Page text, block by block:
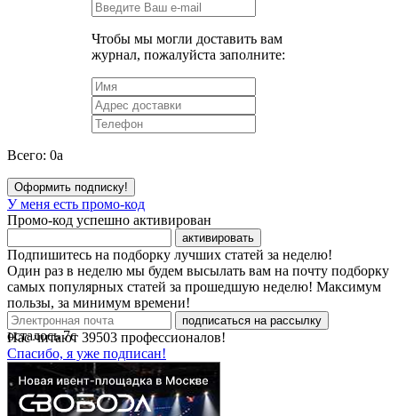
Чтобы мы могли доставить вам
журнал, пожалуйста заполните:
Всего: 0a
Оформить подписку!
У меня есть промо-код
Промо-код успешно активирован
активировать
Подпишитесь на подборку лучших статей за неделю!
Один раз в неделю мы будем высылать вам на почту подборку
самых популярных статей за прошедшую неделю! Максимум
пользы, за минимум времени!
подписаться на рассылку
Нас читают 39503 профессионалов!
Спасибо, я уже подписан!
осталось7с